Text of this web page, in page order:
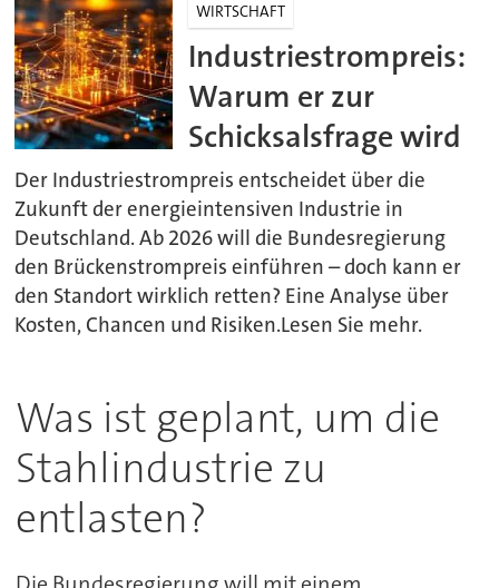
WIRTSCHAFT
Industriestrompreis:
Warum er zur
Schicksalsfrage wird
Der Industriestrompreis entscheidet über die
Zukunft der energieintensiven Industrie in
Deutschland. Ab 2026 will die Bundesregierung
den Brückenstrompreis einführen – doch kann er
den Standort wirklich retten? Eine Analyse über
Kosten, Chancen und Risiken.Lesen Sie mehr.
Was ist geplant, um die
Stahlindustrie zu
entlasten?